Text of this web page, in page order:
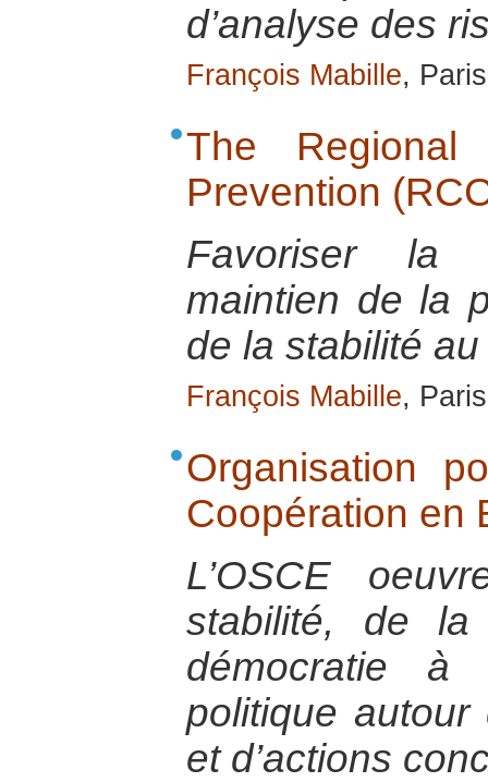
d’analyse des
François Mabille,
The
Prevention
Favoriser la
maintien de la
de la stabilité
François Mabille,
Organisation
Coopération en
L’OSCE
stabilité, de
démocratie à
politique
et d’actions